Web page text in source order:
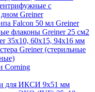
с
Greiner
Falcon 50 мл Greiner
флаконы Greiner 25 см2
35х10, 60х15, 94х16 мм
Greiner (стерильные
Corning
для ИКСИ 9x51 мм